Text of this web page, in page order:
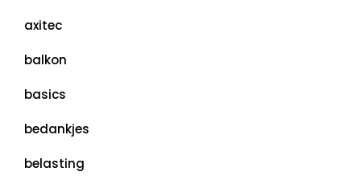
axitec
balkon
basics
bedankjes
belasting